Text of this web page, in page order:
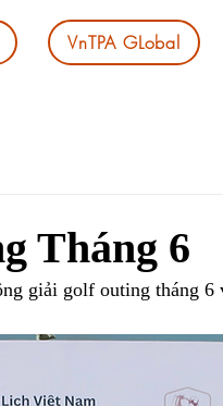
VnTPA GLobal
Tháng 6
giải golf outing tháng 6